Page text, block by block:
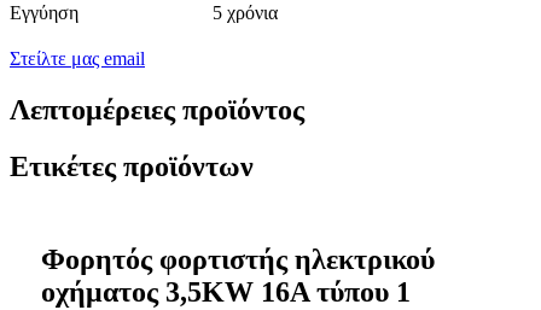
Εγγύηση
5 χρόνια
Στείλτε μας email
Λεπτομέρειες προϊόντος
Ετικέτες προϊόντων
Φορητός φορτιστής ηλεκτρικού
οχήματος 3,5KW 16A τύπου 1